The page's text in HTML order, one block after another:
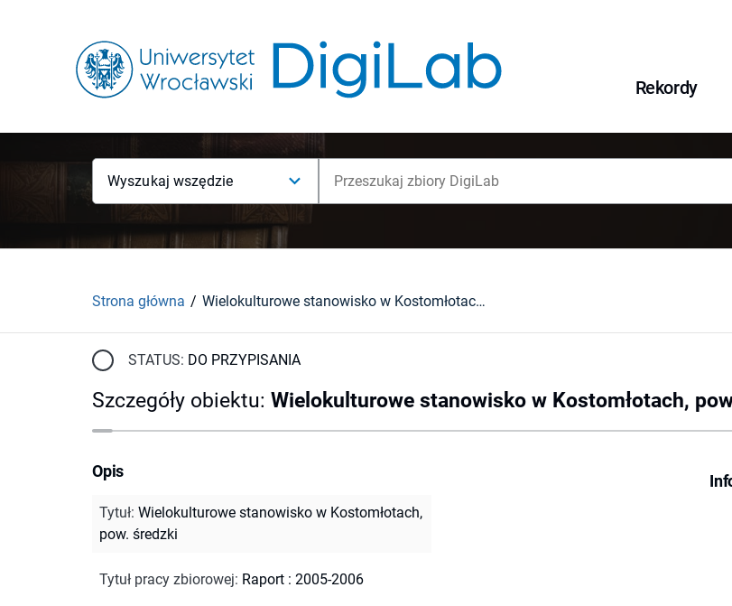
Rekordy
Wyszukaj wszędzie
Strona główna Wielokulturowe stanowisko w Kostomłotach, pow. średzki
STATUS: DO PRZYPISANIA
Szczegóły obiektu: Wielokulturowe stanowisko w Kostomłotach,
Opis
Tytuł: Wielokulturowe stanowisko w Kostomłotach,
pow. średzki
Tytuł pracy zbiorowej: Raport : 2005-2006